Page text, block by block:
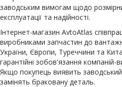
заводським вимогам щодо
експлуатації та надійності.
Інтернет-магазин AvtoAtlas
виробниками запчастин до
України, Європи, Туреччини та
гарантійні зобов'язання компаній-
Якщо покупець виявить
замінять браковану деталь.